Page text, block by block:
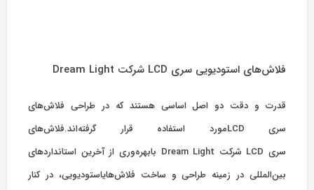
فلاش‌های استودیویی سری LCD شرکت Dream Light
قدرت و دقت دو اصل اساسی هستند که در طراحی فلاش‌های
سری LCDمورد استفاده قرار گرفته‌اند.فلاش‌های
سری LCD شرکت Dream Light بابهره‌وری از آخرین استانداردهای
بین‌المللی در زمینه طراحی و ساخت فلاش‌هایاستودیویی، در کنار